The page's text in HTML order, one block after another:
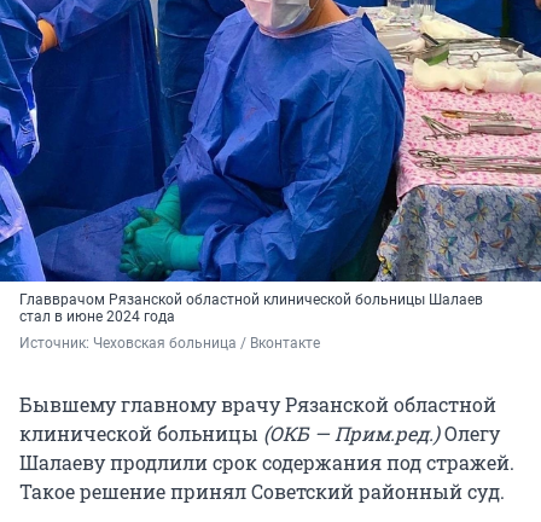
Главврачом Рязанской областной клинической больницы Шалаев
стал в июне 2024 года
Источник: Чеховская больница / Вконтакте
Бывшему главному врачу Рязанской областной
клинической больницы (ОКБ — Прим.ред.)Олегу
Шалаеву продлили срок содержания под стражей.
Такое решение принял Советский районный суд.